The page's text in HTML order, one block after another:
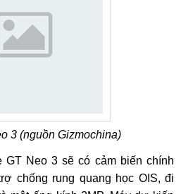
3 (nguồn Gizmochina)
GT Neo 3 sẽ có cảm biến chính
chống rung quang học OIS, đi